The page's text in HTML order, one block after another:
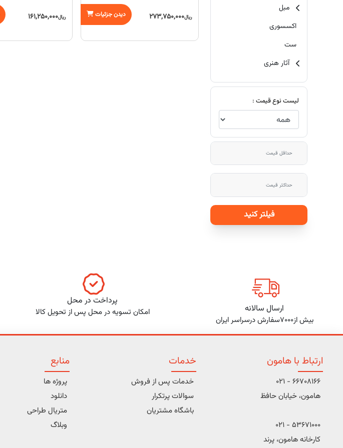
مبل
اکسسوری
ست
آثار هنری
لیست نوع قیمت :
فیلتر کنید
ریال273,750,000 دیدن جزئیات ریال161,250,000
ارسال سالانه
بیش از7000سفارش درسراسر ایران
پرداخت در محل
امکان تسویه در محل پس از تحویل کالا
منابع
پروژه ها
دانلود
متریال طراحی
وبلاگ
خدمات
خدمات پس از فروش
سوالات پرتکرار
باشگاه مشتریان
ارتباط با هامون
66708166 - 021
هامون، خیابان حافظ
53671000 - 021
کارخانه هامون، پرند